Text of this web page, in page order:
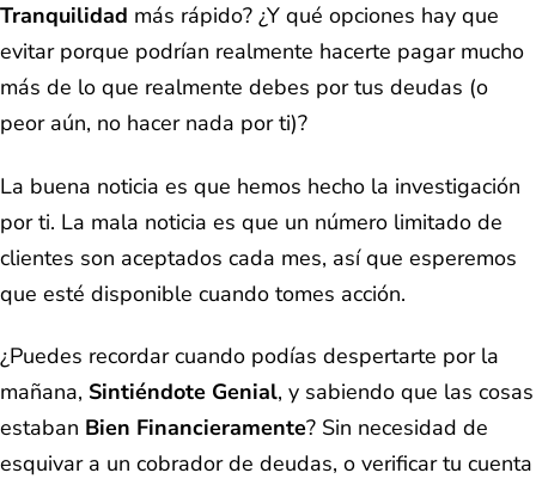
Tranquilidad más rápido? ¿Y qué opciones hay que
evitar porque podrían realmente hacerte pagar mucho
más de lo que realmente debes por tus deudas (o
peor aún, no hacer nada por ti)?
La buena noticia es que hemos hecho la investigación
por ti. La mala noticia es que un número limitado de
clientes son aceptados cada mes, así que esperemos
que esté disponible cuando tomes acción.
¿Puedes recordar cuando podías despertarte por la
mañana, Sintiéndote Genial, y sabiendo que las cosas
estaban Bien Financieramente? Sin necesidad de
esquivar a un cobrador de deudas, o verificar tu cuenta